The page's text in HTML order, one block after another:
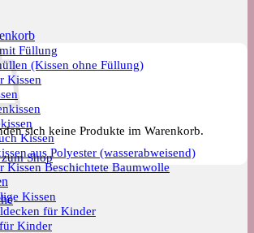
Füllung
(Kissen ohne Füllung)
Kissen
Kissen
aus Polyester (wasserabweisend)
Kissen Beschichtete Baumwolle
Kissen
für Kinder
Kinder
sich keine Produkte im Warenkorb.
Shop